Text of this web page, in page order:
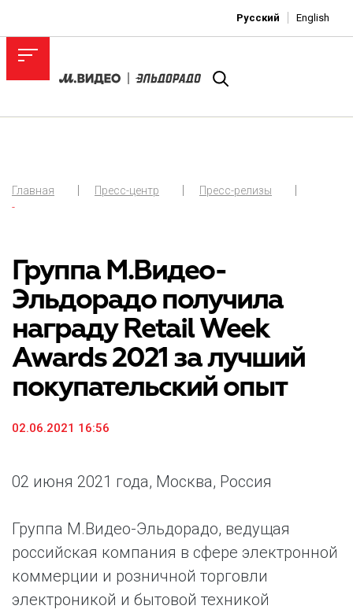
Русский English
Главная Пресс-центр
Пресс-релизы
-
Группа М.Видео-
Эльдорадо получила
награду Retail Week
Awards 2021 за лучший
покупательский опыт
02.06.2021 16:56
02 июня 2021 года, Москва, Россия
Группа М.Видео-Эльдорадо, ведущая
российская компания в сфере электронной
коммерции и розничной торговли
электроникой и бытовой техникой